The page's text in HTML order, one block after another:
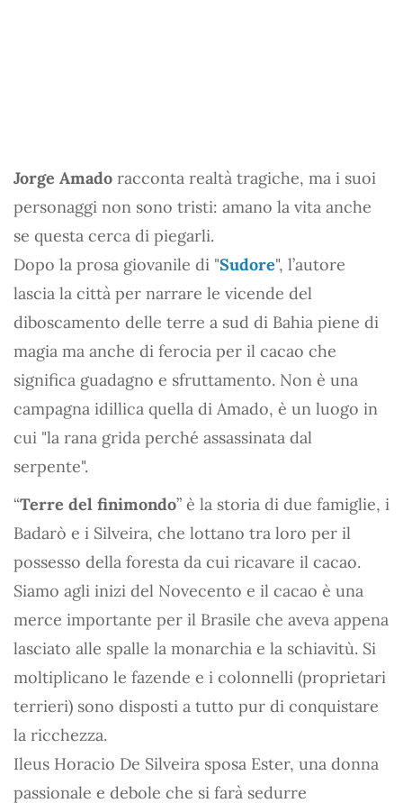
Jorge Amado racconta realtà tragiche, ma i suoi
personaggi non sono tristi: amano la vita anche
se questa cerca di piegarli.
Dopo la prosa giovanile di "Sudore", l’autore
lascia la città per narrare le vicende del
diboscamento delle terre a sud di Bahia piene di
magia ma anche di ferocia per il cacao che
significa guadagno e sfruttamento. Non è una
campagna idillica quella di Amado, è un luogo in
cui "la rana grida perché assassinata dal
serpente".
“Terre del finimondo” è la storia di due famiglie, i
Badarò e i Silveira, che lottano tra loro per il
possesso della foresta da cui ricavare il cacao.
Siamo agli inizi del Novecento e il cacao è una
merce importante per il Brasile che aveva appena
lasciato alle spalle la monarchia e la schiavitù. Si
moltiplicano le fazende e i colonnelli (proprietari
terrieri) sono disposti a tutto pur di conquistare
la ricchezza.
Ileus Horacio De Silveira sposa Ester, una donna
passionale e debole che si farà sedurre